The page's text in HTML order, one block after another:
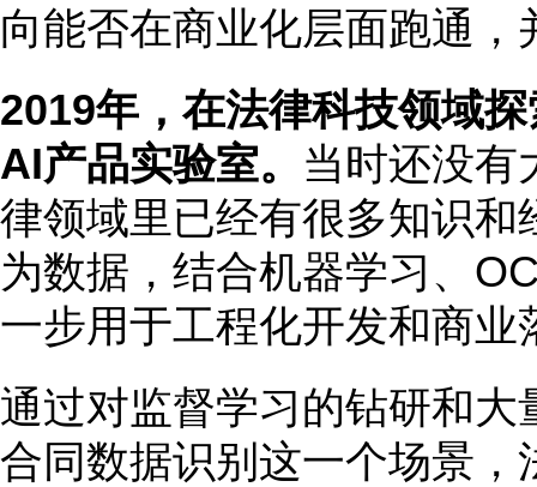
向能否在商业化层面跑通，
2019年，在法律科技领域
AI产品实验室。 当时还没有
律领域里已经有很多知识
为数据，结合机器学习、
一步用于工程化开发和商业
通过对监督学习的钻研和
合同数据识别这一个场景